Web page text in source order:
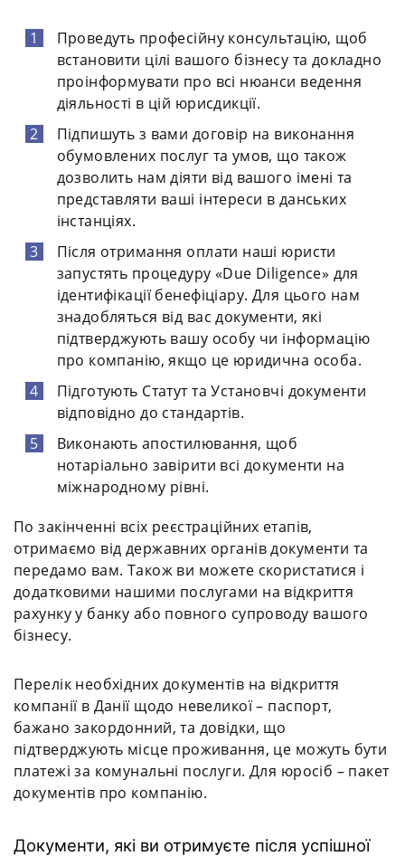
Проведуть професійну консультацію, щоб
встановити цілі вашого бізнесу та докладно
проінформувати про всі нюанси ведення
діяльності в цій юрисдикції.
Підпишуть з вами договір на виконання
обумовлених послуг та умов, що також
дозволить нам діяти від вашого імені та
представляти ваші інтереси в данських
інстанціях.
Після отримання оплати наші юристи
запустять процедуру «Due Diligence» для
ідентифікації бенефіціару. Для цього нам
знадобляться від вас документи, які
підтверджують вашу особу чи інформацію
про компанію, якщо це юридична особа.
Підготують Статут та Установчі документи
відповідно до стандартів.
Виконають апостилювання, щоб
нотаріально завірити всі документи на
міжнародному рівні.
По закінченні всіх реєстраційних етапів,
отримаємо від державних органів документи та
передамо вам. Також ви можете скористатися і
додатковими нашими послугами на відкриття
рахунку у банку або повного супроводу вашого
бізнесу.
Перелік необхідних документів на відкриття
компанії в Данії щодо невеликої – паспорт,
бажано закордонний, та довідки, що
підтверджують місце проживання, це можуть бути
платежі за комунальні послуги. Для юросіб – пакет
документів про компанію.
Документи, які ви отримуєте після успішної